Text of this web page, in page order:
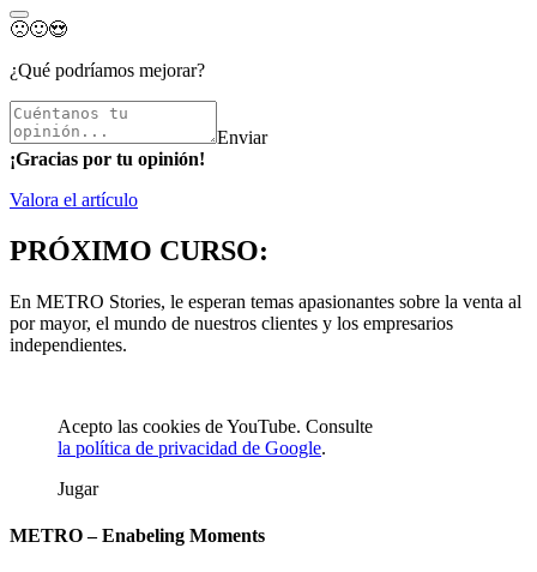
🙁🙂😍
¿Qué podríamos mejorar?
Enviar
¡Gracias por tu opinión!
Valora el artículo
PRÓXIMO CURSO:
En METRO Stories, le esperan temas apasionantes sobre la venta al
por mayor, el mundo de nuestros clientes y los empresarios
independientes.
Acepto las cookies de YouTube. Consulte
la política de privacidad de Google.
Jugar
METRO – Enabeling Moments